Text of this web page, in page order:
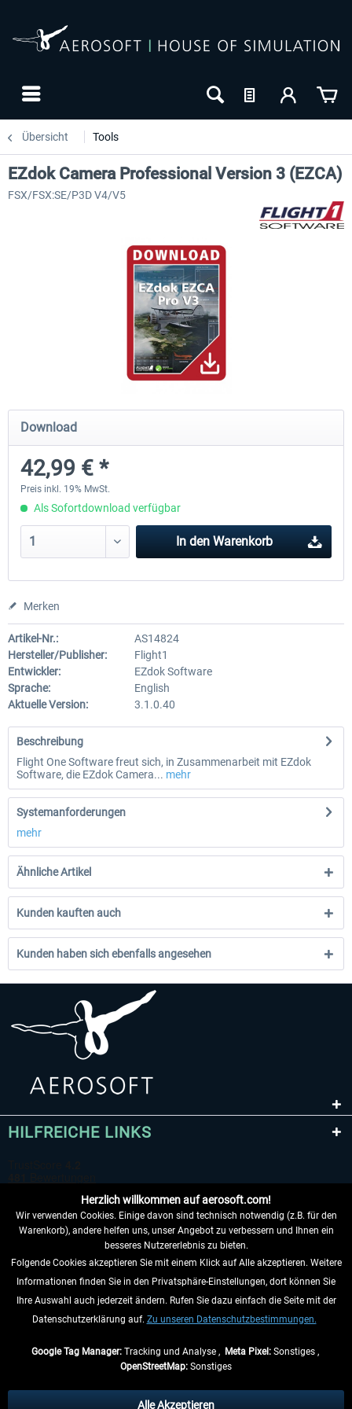
Übersicht Tools
Ultimate Traffic Live
48,94 € *
FS Global Real
EZdok Camera Professional Version 3 (EZCA)
FSX/FSX:SE/P3D V4/V5
Download
42,99 € *
Preis inkl. 19% MwSt.
Als Sofortdownload verfügbar
In den Warenkorb
Merken
Artikel-Nr.:
AS14824
Hersteller/Publisher:
Flight1
Entwickler:
EZdok Software
Sprache:
English
Aktuelle Version:
3.1.0.40
Beschreibung
Flight One Software freut sich, in Zusammenarbeit mit EZdok
Software, die EZdok Camera... mehr
Systemanforderungen
mehr
Ähnliche Artikel
Kunden kauften auch
Kunden haben sich ebenfalls angesehen
HILFREICHE LINKS
VERTRAG WIDERRUFEN
INFORMATIONEN
anders beschrieben.
Herzlich willkommen auf aerosoft.com!
Wir verwenden Cookies. Einige davon sind technisch notwendig (z.B. für den
Warenkorb), andere helfen uns, unser Angebot zu verbessern und Ihnen ein
besseres Nutzererlebnis zu bieten.
Folgende Cookies akzeptieren Sie mit einem Klick auf Alle akzeptieren. Weitere
Informationen finden Sie in den Privatsphäre-Einstellungen, dort können Sie
Ihre Auswahl auch jederzeit ändern. Rufen Sie dazu einfach die Seite mit der
Datenschutzerklärung auf. Zu unseren Datenschutzbestimmungen.
Google Tag Manager:Tracking und Analyse , Meta Pixel:Sonstiges ,
OpenStreetMap: Sonstiges
Alle Akzeptieren